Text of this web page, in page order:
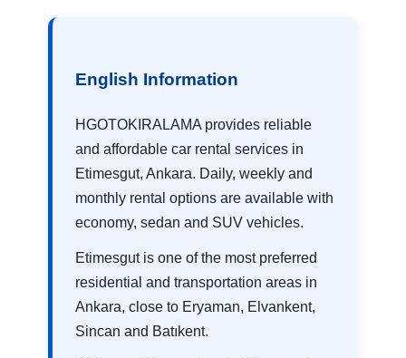
English Information
HGOTOKIRALAMA provides reliable
and affordable car rental services in
Etimesgut, Ankara. Daily, weekly and
monthly rental options are available with
economy, sedan and SUV vehicles.
Etimesgut is one of the most preferred
residential and transportation areas in
Ankara, close to Eryaman, Elvankent,
Sincan and Batıkent.